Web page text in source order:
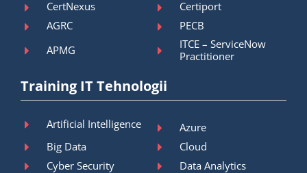
CertNexus
Certiport
AGRC
PECB
APMG
ITCE – ServiceNow
Practitioner
Training IT Tehnologii
Artificial Intelligence
Azure
Big Data
Cloud
Cyber Security
Data Analytics